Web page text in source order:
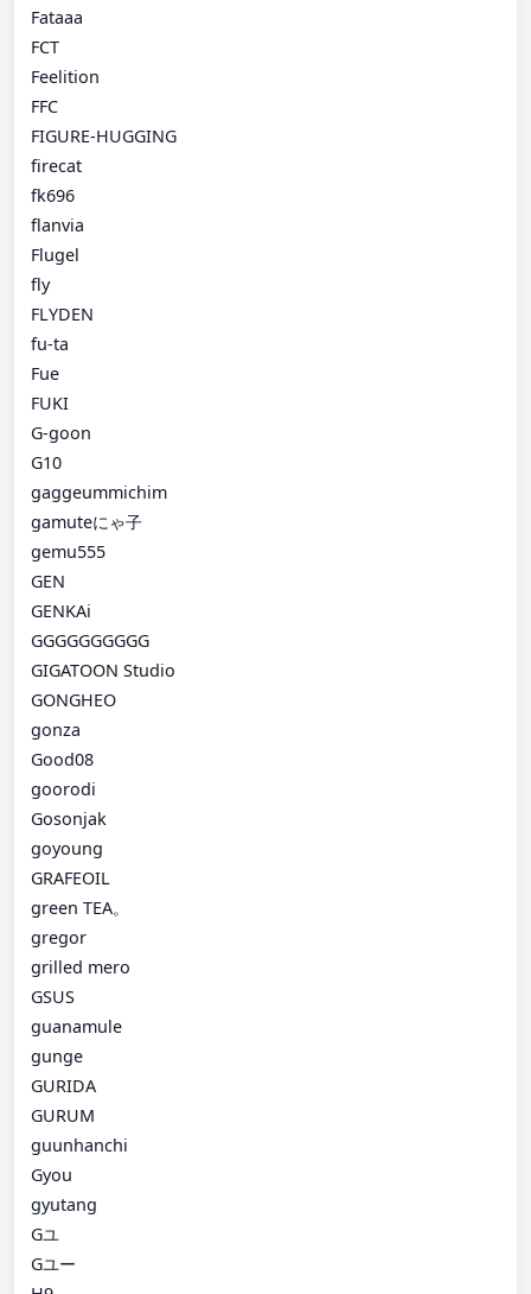
Fataaa
FCT
Feelition
FFC
FIGURE-HUGGING
firecat
fk696
flanvia
Flugel
fly
FLYDEN
fu-ta
Fue
FUKI
G-goon
G10
gaggeummichim
gamuteにゃ子
gemu555
GEN
GENKAi
GGGGGGGGGG
GIGATOON Studio
GONGHEO
gonza
Good08
goorodi
Gosonjak
goyoung
GRAFEOIL
green TEA。
gregor
grilled mero
GSUS
guanamule
gunge
GURIDA
GURUM
guunhanchi
Gyou
gyutang
Gユ
Gユー